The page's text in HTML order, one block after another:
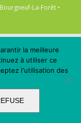
La-Forêt •
la meilleure
à utiliser ce
l'utilisation des